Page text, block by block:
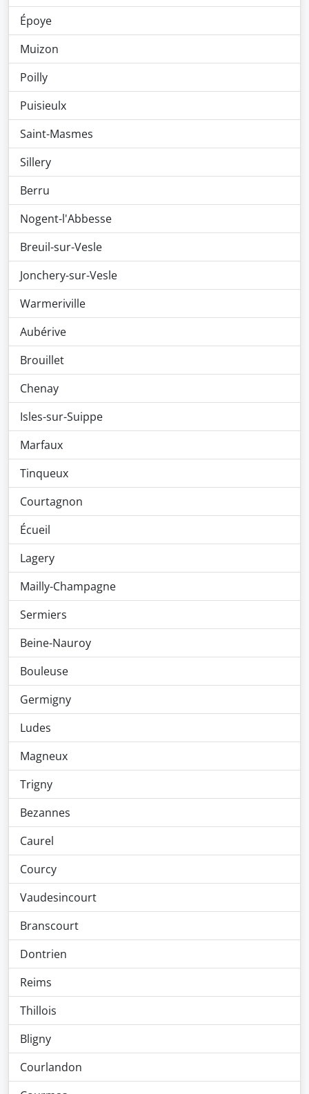
Époye
Muizon
Poilly
Puisieulx
Saint-Masmes
Sillery
Berru
Nogent-l'Abbesse
Breuil-sur-Vesle
Jonchery-sur-Vesle
Warmeriville
Aubérive
Brouillet
Chenay
Isles-sur-Suippe
Marfaux
Tinqueux
Courtagnon
Écueil
Lagery
Mailly-Champagne
Sermiers
Beine-Nauroy
Bouleuse
Germigny
Ludes
Magneux
Trigny
Bezannes
Caurel
Courcy
Vaudesincourt
Branscourt
Dontrien
Reims
Thillois
Bligny
Courlandon